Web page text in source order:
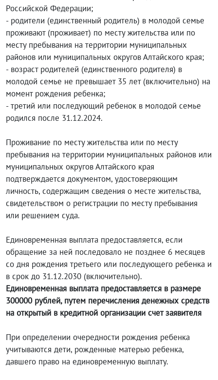
Российской Федерации;
- родители (единственный родитель) в молодой семье
проживают (проживает) по месту жительства или по
месту пребывания на территории муниципальных
районов или муниципальных округов Алтайского края;
- возраст родителей (единственного родителя) в
молодой семье не превышает 35 лет (включительно) на
момент рождения ребенка;
- третий или последующий ребенок в молодой семье
родился после 31.12.2024.
Проживание по месту жительства или по месту
пребывания на территории муниципальных районов или
муниципальных округов Алтайского края
подтверждается документом, удостоверяющим
личность, содержащим сведения о месте жительства,
свидетельством о регистрации по месту пребывания
или решением суда.
Единовременная выплата предоставляется, если
обращение за ней последовало не позднее 6 месяцев
со дня рождения третьего или последующего ребенка и
в срок до 31.12.2030 (включительно).
Единовременная выплата предоставляется в размере
300000 рублей, путем перечисления денежных средств
на открытый в кредитной организации счет заявителя
При определении очередности рождения ребенка
учитываются дети, рожденные матерью ребенка,
давшего право на единовременную выплату.